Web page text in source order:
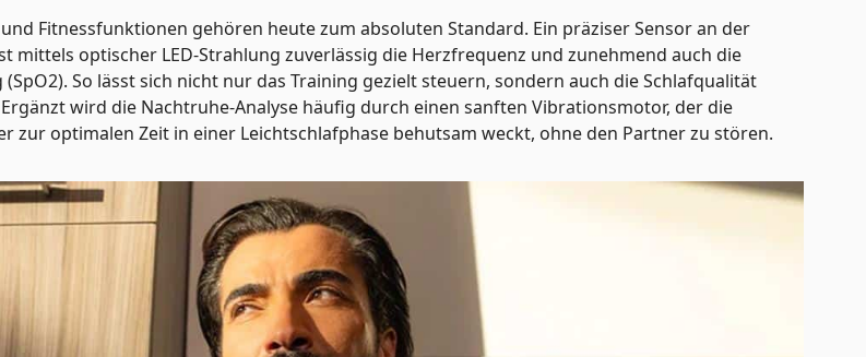
Fitnessfunktionen gehören heute zum absoluten Standard. Ein präziser Sensor an der
mittels optischer LED-Strahlung zuverlässig die Herzfrequenz und zunehmend auch die
So lässt sich nicht nur das Training gezielt steuern, sondern auch die Schlafqualität
wird die Nachtruhe-Analyse häufig durch einen sanften Vibrationsmotor, der die
zur optimalen Zeit in einer Leichtschlafphase behutsam weckt, ohne den Partner zu stören.